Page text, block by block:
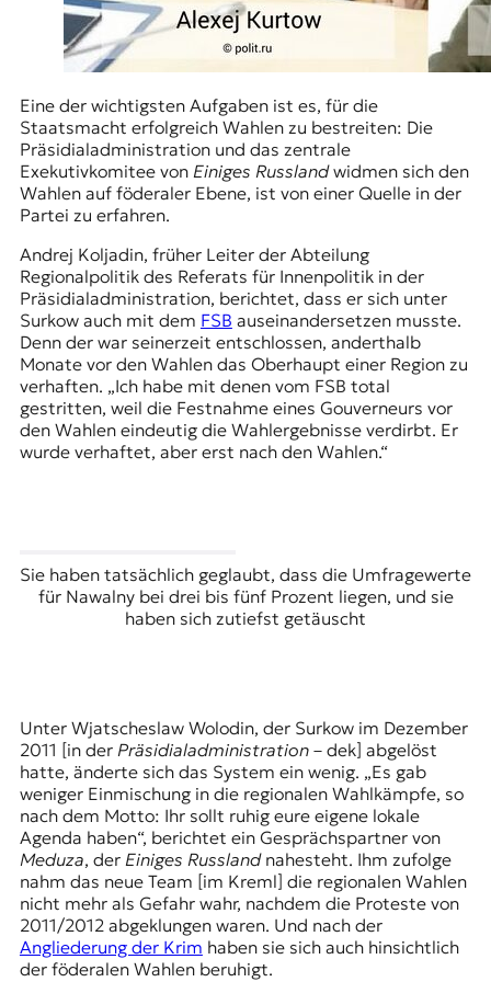
Eine der wichtigsten Aufgaben ist es, für die
Staatsmacht erfolgreich Wahlen zu bestreiten: Die
Präsidialadministration und das zentrale
Exekutivkomitee von Einiges Russlandwidmen sich den
Wahlen auf föderaler Ebene, ist von einer Quelle in der
Partei zu erfahren.
Andrej Koljadin, früher Leiter der Abteilung
Regionalpolitik des Referats für Innenpolitik in der
Präsidialadministration, berichtet, dass er sich unter
Surkow auch mit dem FSB auseinandersetzen musste.
Denn der war seinerzeit entschlossen, anderthalb
Monate vor den Wahlen das Oberhaupt einer Region zu
verhaften. „Ich habe mit denen vom FSB total
gestritten, weil die Festnahme eines Gouverneurs vor
den Wahlen eindeutig die Wahlergebnisse verdirbt. Er
wurde verhaftet, aber erst nach den Wahlen.“
Sie haben tatsächlich geglaubt, dass die Umfragewerte
für Nawalny bei drei bis fünf Prozent liegen, und sie
haben sich zutiefst getäuscht
Unter Wjatscheslaw Wolodin, der Surkow im Dezember
2011 [in der Präsidialadministration – dek] abgelöst
hatte, änderte sich das System ein wenig. „Es gab
weniger Einmischung in die regionalen Wahlkämpfe, so
nach dem Motto: Ihr sollt ruhig eure eigene lokale
Agenda haben“, berichtet ein Gesprächspartner von
Meduza, der Einiges Russlandnahesteht. Ihm zufolge
nahm das neue Team [im Kreml] die regionalen Wahlen
nicht mehr als Gefahr wahr, nachdem die Proteste von
2011/2012 abgeklungen waren. Und nach der
Angliederung der Krim haben sie sich auch hinsichtlich
der föderalen Wahlen beruhigt.